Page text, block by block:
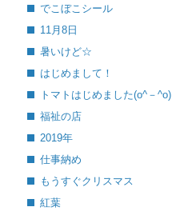
でこぼこシール
11月8日
暑いけど☆
はじめまして！
トマトはじめました(o^－^o)
福祉の店
2019年
仕事納め
もうすぐクリスマス
紅葉